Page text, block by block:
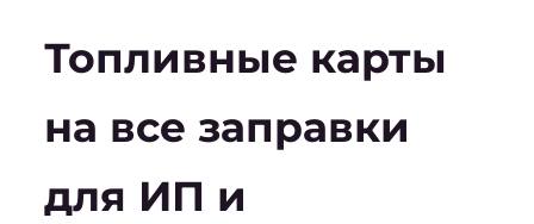
Топливные карты
на все заправки
для ИП и